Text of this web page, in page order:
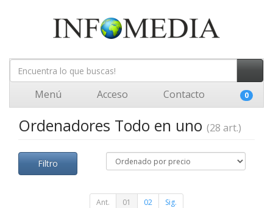
Menú Acceso Contacto 0
Ordenadores Todo en uno (28 art.)
Filtro
Ant. 01 02 Sig.